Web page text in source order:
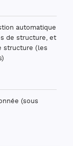
automatique
de structure, et
structure (les
(sous